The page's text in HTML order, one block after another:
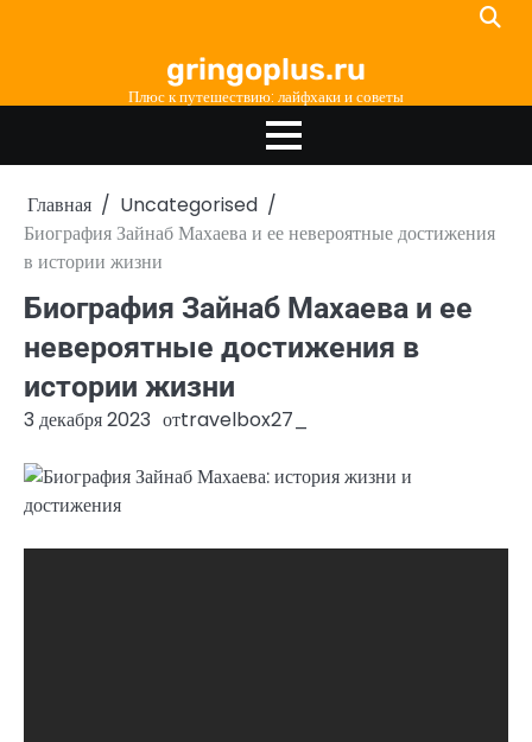
gringoplus.ru
Плюс к путешествию: лайфхаки и советы
Главная
Uncategorised
Биография Зайнаб Махаева и ее невероятные достижения
в истории жизни
Биография Зайнаб Махаева и ее
невероятные достижения в
истории жизни
3 декабря 2023 отtravelbox27_